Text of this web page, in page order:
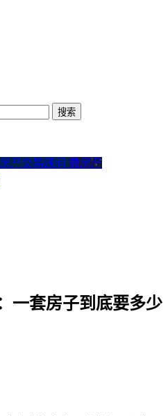
产交易顾问 微房产
秘：一套房子
一套房子到底要多少